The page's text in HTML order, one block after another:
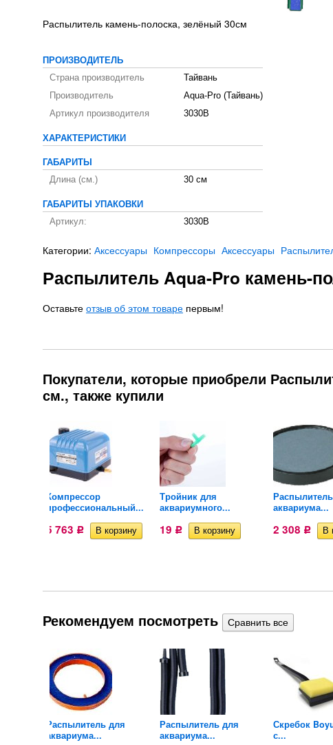
Распылитель камень-полоска, зелёный 30см
ПРОИЗВОДИТЕЛЬ
Страна производитель
Тайвань
Производитель
Aqua-Pro (Тайвань)
Артикул производителя
3030B
ХАРАКТЕРИСТИКИ
ГАБАРИТЫ
Длина (см.)
30 см
ГАБАРИТЫ УПАКОВКИ
Артикул:
3030B
Категории: Аксессуары Компрессоры Аксессуары
Распылитель Aqua-Pro камень-
Оставьте отзыв об этом товаре первым!
Покупатели, которые приобрели
см., также купили
Компрессор
профессиональный...
5 763 Р
Тройник для
аквариумного...
19 Р
аквариума...
2 308 Р
Рекомендуем посмотреть
Распылитель для
аквариума...
Распылитель для
аквариума...
Скребок
с...